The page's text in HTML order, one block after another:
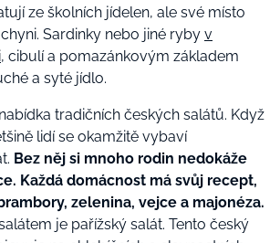
ze školních jídelen, ale své místo
Sardinky nebo jiné ryby v
, cibulí a pomazánkovým základem
a syté jídlo.
tradičních českých salátů. Když
lidí se okamžitě vybaví
Bez něj si mnoho rodin nedokáže
Každá domácnost má svůj recept,
zelenina, vejce a majonéza.
je pařížský salát. Tento český